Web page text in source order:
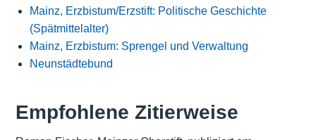
Mainz, Erzbistum/Erzstift: Politische Geschichte
(Spätmittelalter)
Mainz, Erzbistum: Sprengel und Verwaltung
Neunstädtebund
Empfohlene Zitierweise